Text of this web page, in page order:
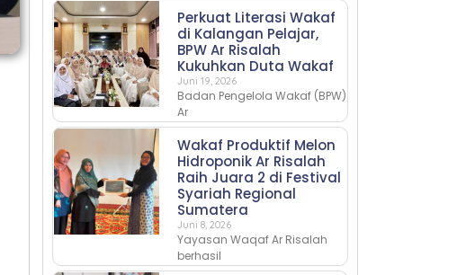
Perkuat Literasi Wakaf
di Kalangan Pelajar,
BPW Ar Risalah
Kukuhkan Duta Wakaf
Juni 19, 2026
Badan Pengelola Wakaf (BPW)
Ar
Wakaf Produktif Melon
Hidroponik Ar Risalah
Raih Juara 2 di Festival
Syariah Regional
Sumatera
Juni 8, 2026
Yayasan Waqaf Ar Risalah
berhasil